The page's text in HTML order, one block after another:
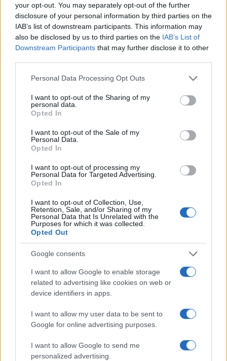
your opt-out. You may separately opt-out of the further
disclosure of your personal information by third parties on the
IAB’s list of downstream participants. This information may
also be disclosed by us to third parties on the IAB’s List of
Downstream Participants that may further disclose it to other
Please note that this website/app uses one or more Google
not limited to your visit or usage behaviour. You may click to
grant or deny consent to Google and its third-party tags to
use your data for below specified purposes in below Google
consent section.
Personal Data Processing Opt Outs
I want to opt-out of the Sharing of my
personal data.
Opted In
I want to opt-out of the Sale of my
Personal Data.
Opted In
I want to opt-out of processing my
Personal Data for Targeted Advertising.
Opted In
I want to opt-out of Collection, Use,
Retention, Sale, and/or Sharing of my
Personal Data that Is Unrelated with the
Purposes for which it was collected.
Opted Out
Google consents
I want to allow Google to enable storage
related to advertising like cookies on web or
device identifiers in apps.
I want to allow my user data to be sent to
Google for online advertising purposes.
I want to allow Google to send me
personalized advertising.
Sigue leyendo